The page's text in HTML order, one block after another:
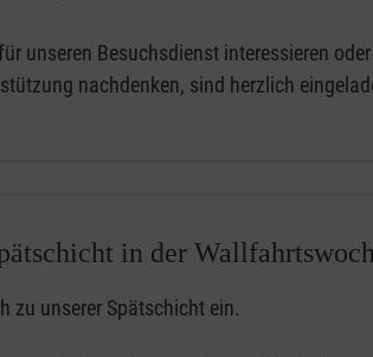
unseren Besuchsdienst interessieren
nachdenken, sind herzlich
in der
zu unserer Spätschicht ein.